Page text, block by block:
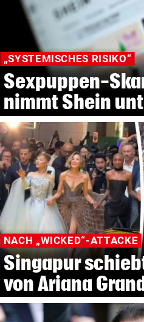
„SYSTEMISCHES RISIKO“
Sexpuppen-
nimmt Shein
NACH „WICKED“-ATTACKE
Singapur
von Ariana